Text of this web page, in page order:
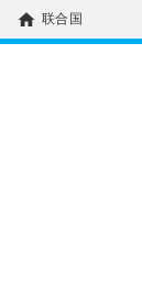
home 联合国